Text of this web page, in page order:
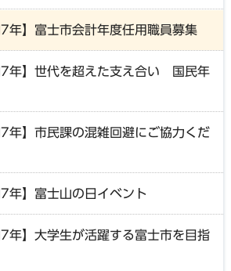
7年】富士市会計年度任用職員募集
7年】世代を超えた支え合い 国民年
7年】市民課の混雑回避にご協力くだ
7年】富士山の日イベント
7年】大学生が活躍する富士市を目指